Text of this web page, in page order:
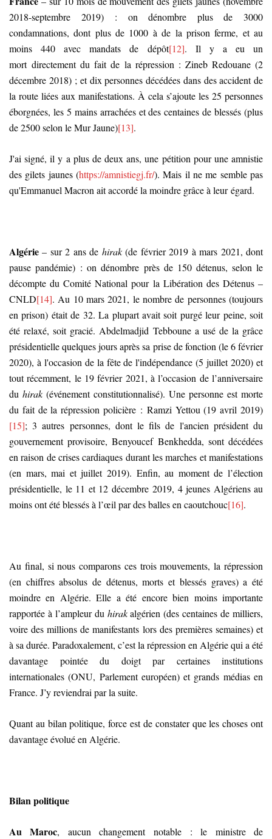
2018-septembre 2019) : on dénombre plus de 3000
condamnations, dont plus de 1000 à de la prison ferme, et au
moins 440 avec mandats de dépôt[12]. Il y a eu un
mort directement du fait de la répression : Zineb Redouane (2
décembre 2018) ; et dix personnes décédées dans des accident de
la route liées aux manifestations. À cela s’ajoute les 25 personnes
éborgnées, les 5 mains arrachées et des centaines de blessés (plus
de 2500 selon le Mur Jaune)[13].
J'ai signé, il y a plus de deux ans, une pétition pour une amnistie
des gilets jaunes (https://amnistiegj.fr/). Mais il ne me semble pas
qu'Emmanuel Macron ait accordé la moindre grâce à leur égard.
Algérie– sur 2 ans de hirak(de février 2019 à mars 2021, dont
pause pandémie) : on dénombre près de 150 détenus, selon le
décompte du Comité National pour la Libération des Détenus –
CNLD[14]. Au 10 mars 2021, le nombre de personnes (toujours
en prison) était de 32. La plupart avait soit purgé leur peine, soit
été relaxé, soit gracié. Abdelmadjid Tebboune a usé de la grâce
présidentielle quelques jours après sa prise de fonction (le 6 février
2020), à l'occasion de la fête de l'indépendance (5 juillet 2020) et
tout récemment, le 19 février 2021, à l’occasion de l’anniversaire
du hirak (événement constitutionnalisé). Une personne est morte
du fait de la répression policière : Ramzi Yettou (19 avril 2019)
[15]; 3 autres personnes, dont le fils de l'ancien président du
gouvernement provisoire, Benyoucef Benkhedda, sont décédées
en raison de crises cardiaques durant les marches et manifestations
(en mars, mai et juillet 2019). Enfin, au moment de l’élection
présidentielle, le 11 et 12 décembre 2019, 4 jeunes Algériens au
moins ont été blessés à l’œil par des balles en caoutchouc[16].
Au final, si nous comparons ces trois mouvements, la répression
(en chiffres absolus de détenus, morts et blessés graves) a été
moindre en Algérie. Elle a été encore bien moins importante
rapportée à l’ampleur du hirakalgérien (des centaines de milliers,
voire des millions de manifestants lors des premières semaines) et
à sa durée. Paradoxalement, c’est la répression en Algérie qui a été
davantage pointée du doigt par certaines institutions
internationales (ONU, Parlement européen) et grands médias en
France. J’y reviendrai par la suite.
Quant au bilan politique, force est de constater que les choses ont
davantage évolué en Algérie.
Bilan politique
Au Maroc, aucun changement notable : le ministre de